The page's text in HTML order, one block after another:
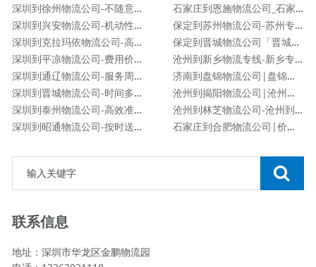
深圳到徐州物流公司-不随意加价「市县派送」
深圳到兴安物流公司-机动性高「运费多少」
深圳到克拉玛依物流公司-高效快捷「高效准时」
深圳到平凉物流公司-费用价格「全境派送」
深圳到通辽物流公司-服务周到「实时监控」
深圳到晋城物流公司-时间多久「机动性高」
深圳到泰州物流公司-高效准时「快运直达」
深圳到昭通物流公司-按时送达「准时到达」
石家庄到恩施物流公司_石家庄到恩施物流专线
保定到苏州物流公司-苏州专线
保定到晋城物流公司「晋城专线」
沧州到新乡物流专线-新乡专线
济南到盘锦物流公司|盘锦专线
沧州到揭阳物流公司|沧州到揭阳物流专线
沧州到林芝物流公司-沧州到林芝货运专线
石家庄到合肥物流公司|价格查询
联系信息
地址：深圳市华龙区金鹏物流园